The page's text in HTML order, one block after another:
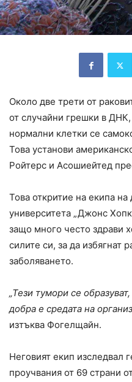
Около две трети от
от случайни грешки в ДНК,
нормални клетки се
Това установи
Ройтерс и Асошиейтед
Това откритие на екипа
университета „Джонс
защо много често здрави
силите си, за да избягнат
заболяването.
„Тези тумори се
добра е средата на
изтъква Фогелщайн.
Неговият екип изследвал
проучвания от 69 страни